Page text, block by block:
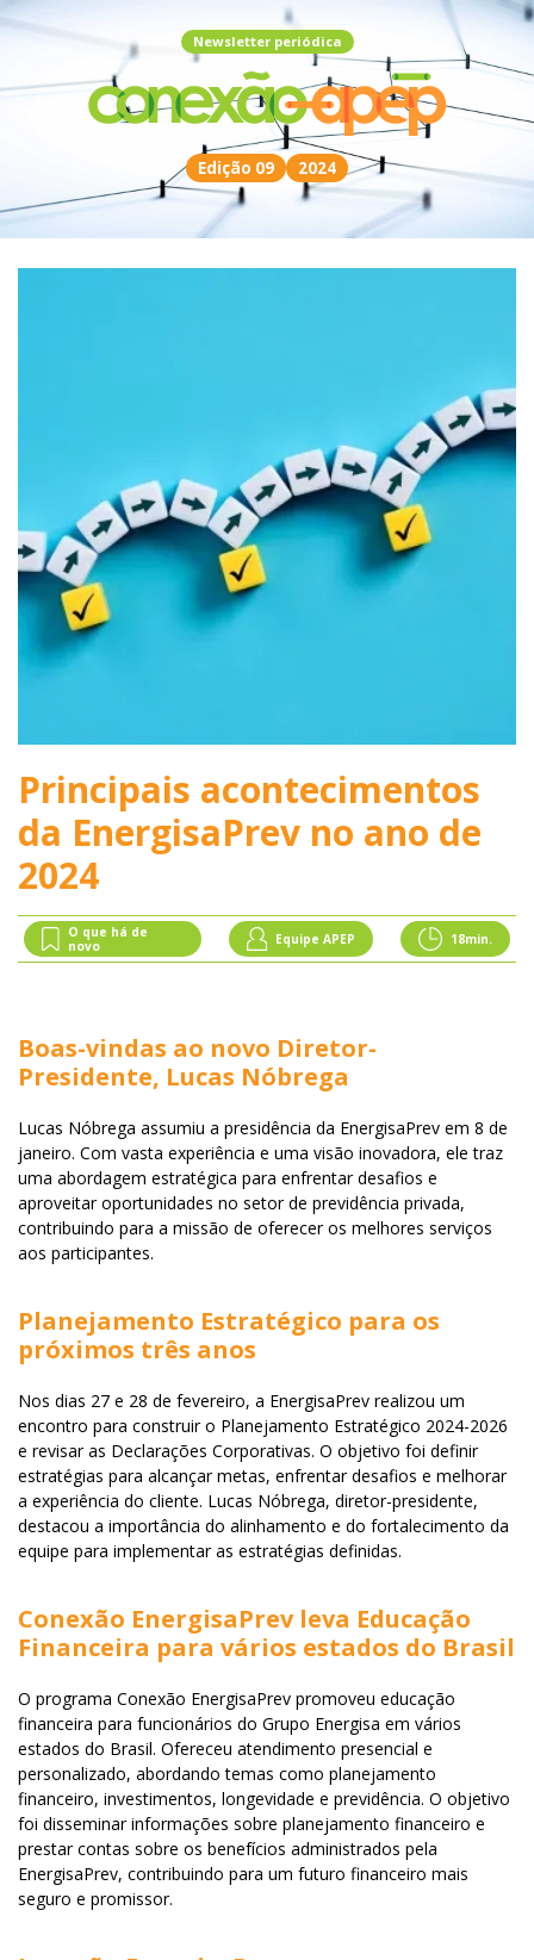
Newsletter periódica
Edição 09 2024
Principais acontecimentos
da EnergisaPrev no ano de
2024
O que há de
novo
Equipe APEP 18min.
Boas-vindas ao novo Diretor-
Presidente, Lucas Nóbrega
Lucas Nóbrega assumiu a presidência da EnergisaPrev em 8 de
janeiro. Com vasta experiência e uma visão inovadora, ele traz
uma abordagem estratégica para enfrentar desafios e
aproveitar oportunidades no setor de previdência privada,
contribuindo para a missão de oferecer os melhores serviços
aos participantes.
Planejamento Estratégico para os
próximos três anos
Nos dias 27 e 28 de fevereiro, a EnergisaPrev realizou um
encontro para construir o Planejamento Estratégico 2024-2026
e revisar as Declarações Corporativas. O objetivo foi definir
estratégias para alcançar metas, enfrentar desafios e melhorar
a experiência do cliente. Lucas Nóbrega, diretor-presidente,
destacou a importância do alinhamento e do fortalecimento da
equipe para implementar as estratégias definidas.
Conexão EnergisaPrev leva Educação
Financeira para vários estados do Brasil
O programa Conexão EnergisaPrev promoveu educação
financeira para funcionários do Grupo Energisa em vários
estados do Brasil. Ofereceu atendimento presencial e
personalizado, abordando temas como planejamento
financeiro, investimentos, longevidade e previdência. O objetivo
foi disseminar informações sobre planejamento financeiro e
prestar contas sobre os benefícios administrados pela
EnergisaPrev, contribuindo para um futuro financeiro mais
seguro e promissor.